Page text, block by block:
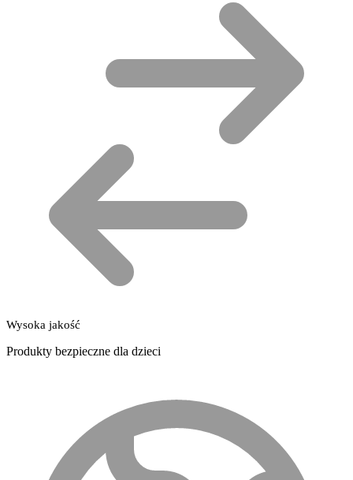
Wysoka jakość
Produkty bezpieczne dla dzieci